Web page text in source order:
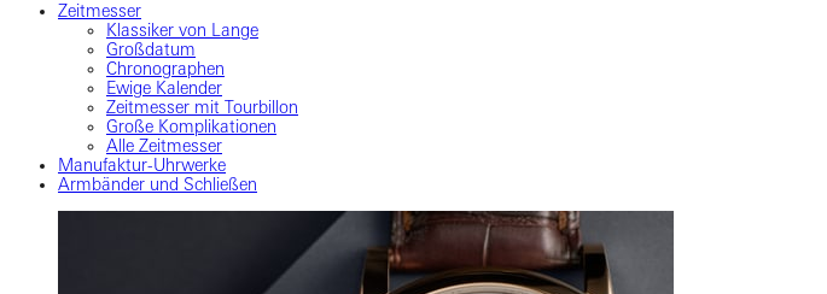
Zeitmesser
Klassiker von Lange
Großdatum
Chronographen
Ewige Kalender
Zeitmesser mit Tourbillon
Große Komplikationen
Alle Zeitmesser
Manufaktur-Uhrwerke
Armbänder und Schließen